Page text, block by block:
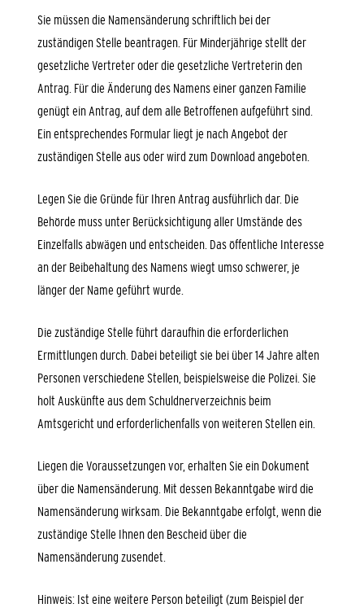
Sie müssen die Namensänderung schriftlich bei der
zuständigen Stelle beantragen. Für Minderjährige stellt der
gesetzliche Vertreter oder die gesetzliche Vertreterin den
Antrag. Für die Änderung des Namens einer ganzen Familie
genügt ein Antrag, auf dem alle Betroffenen aufgeführt sind.
Ein entsprechendes Formular liegt je nach Angebot der
zuständigen Stelle aus oder wird zum Download angeboten.
Legen Sie die Gründe für Ihren Antrag ausführlich dar. Die
Behörde muss unter Berücksichtigung aller Umstände des
Einzelfalls abwägen und entscheiden. Das öffentliche Interesse
an der Beibehaltung des Namens wiegt umso schwerer, je
länger der Name geführt wurde.
Die zuständige Stelle führt daraufhin die erforderlichen
Ermittlungen durch. Dabei beteiligt sie bei über 14 Jahre alten
Personen verschiedene Stellen, beispielsweise die Polizei. Sie
holt Auskünfte aus dem Schuldnerverzeichnis beim
Amtsgericht und erforderlichenfalls von weiteren Stellen ein.
Liegen die Voraussetzungen vor, erhalten Sie ein Dokument
über die Namensänderung. Mit dessen Bekanntgabe wird die
Namensänderung wirksam. Die Bekanntgabe erfolgt, wenn die
zuständige Stelle Ihnen den Bescheid über die
Namensänderung zusendet.
Hinweis: Ist eine weitere Person beteiligt (zum Beispiel der